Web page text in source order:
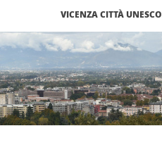
VICENZA CITTÀ UNESCO